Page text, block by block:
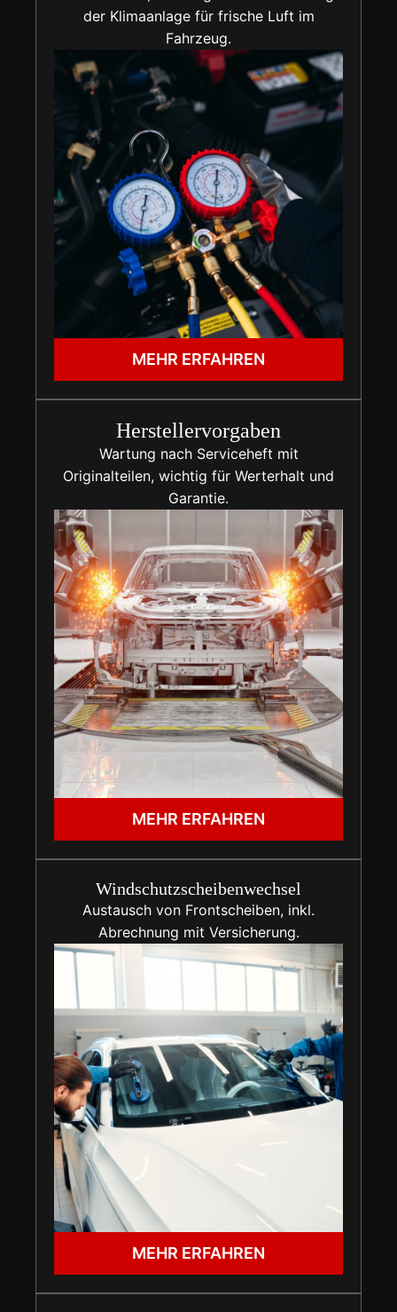
der Klimaanlage für frische Luft im
Fahrzeug.
MEHR ERFAHREN
Herstellervorgaben
Wartung nach Serviceheft mit
Originalteilen, wichtig für Werterhalt und
Garantie.
MEHR ERFAHREN
Windschutzscheibenwechsel
Austausch von Frontscheiben, inkl.
Abrechnung mit Versicherung.
MEHR ERFAHREN